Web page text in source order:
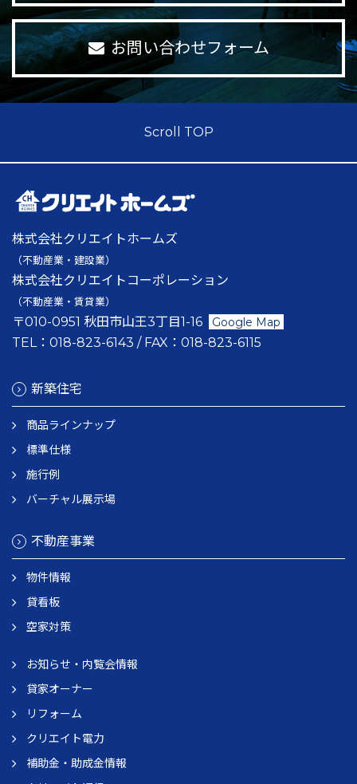
お問い合わせフォーム
Scroll TOP
株式会社クリエイトホームズ
（不動産業・建設業）
株式会社クリエイトコーポレーション
（不動産業・賃貸業）
〒010-0951 秋田市山王3丁目1-16 Google Map
TEL： 018-823-6143 / FAX： 018-823-6115
新築住宅
商品ラインナップ
標準仕様
施行例
バーチャル展示場
不動産事業
物件情報
貸看板
空家対策
お知らせ・内覧会情報
貸家オーナー
リフォーム
クリエイト電力
補助金・助成金情報